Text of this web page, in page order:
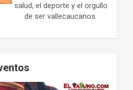
salud, el deporte y el orgullo
de ser vallecaucanos.